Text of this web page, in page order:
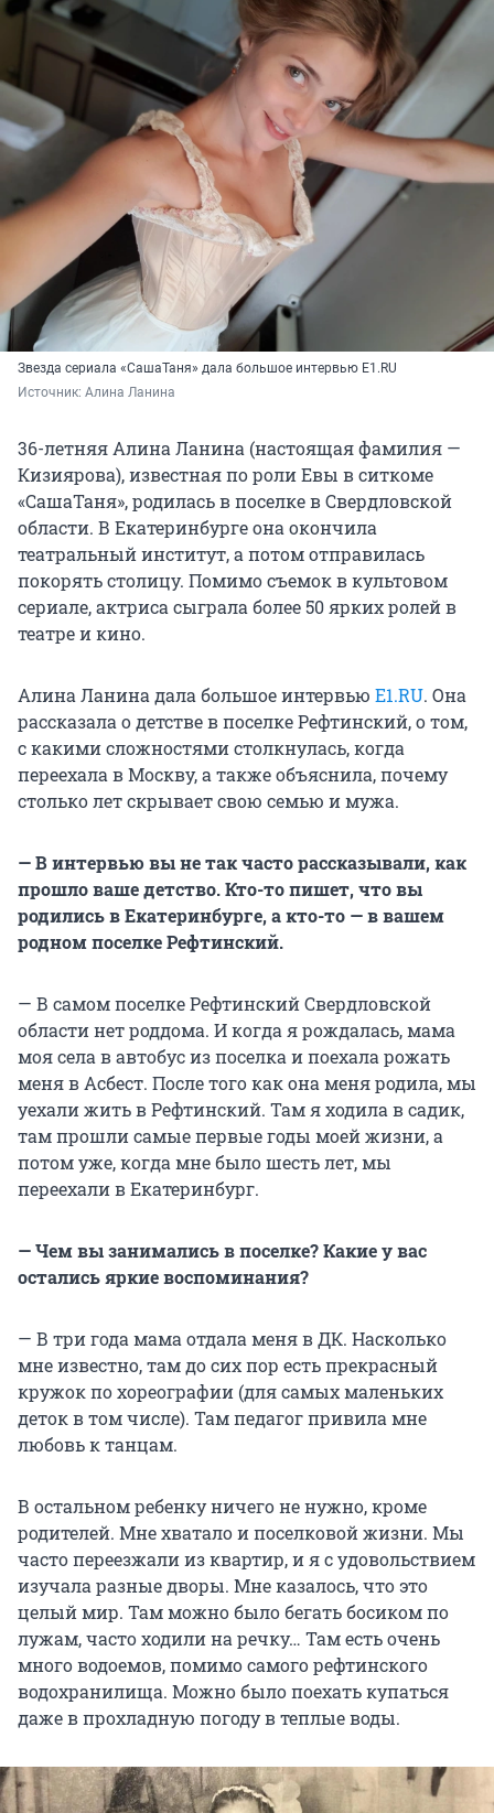
Звезда сериала «СашаТаня» дала большое интервью E1.RU
Источник: Алина Ланина
36-летняя Алина Ланина (настоящая фамилия —
Кизиярова), известная по роли Евы в ситкоме
«СашаТаня», родилась в поселке в Свердловской
области. В Екатеринбурге она окончила
театральный институт, а потом отправилась
покорять столицу. Помимо съемок в культовом
сериале, актриса сыграла более 50 ярких ролей в
театре и кино.
Алина Ланина дала большое интервью E1.RU. Она
рассказала о детстве в поселке Рефтинский, о том,
с какими сложностями столкнулась, когда
переехала в Москву, а также объяснила, почему
столько лет скрывает свою семью и мужа.
— В интервью вы не так часто рассказывали, как
прошло ваше детство. Кто-то пишет, что вы
родились в Екатеринбурге, а кто-то — в вашем
родном поселке Рефтинский.
— В самом поселке Рефтинский Свердловской
области нет роддома. И когда я рождалась, мама
моя села в автобус из поселка и поехала рожать
меня в Асбест. После того как она меня родила, мы
уехали жить в Рефтинский. Там я ходила в садик,
там прошли самые первые годы моей жизни, а
потом уже, когда мне было шесть лет, мы
переехали в Екатеринбург.
— Чем вы занимались в поселке? Какие у вас
остались яркие воспоминания?
— В три года мама отдала меня в ДК. Насколько
мне известно, там до сих пор есть прекрасный
кружок по хореографии (для самых маленьких
деток в том числе). Там педагог привила мне
любовь к танцам.
В остальном ребенку ничего не нужно, кроме
родителей. Мне хватало и поселковой жизни. Мы
часто переезжали из квартир, и я с удовольствием
изучала разные дворы. Мне казалось, что это
целый мир. Там можно было бегать босиком по
лужам, часто ходили на речку… Там есть очень
много водоемов, помимо самого рефтинского
водохранилища. Можно было поехать купаться
даже в прохладную погоду в теплые воды.